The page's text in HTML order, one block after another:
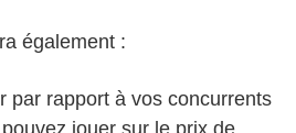
également :
par rapport à vos concurrents